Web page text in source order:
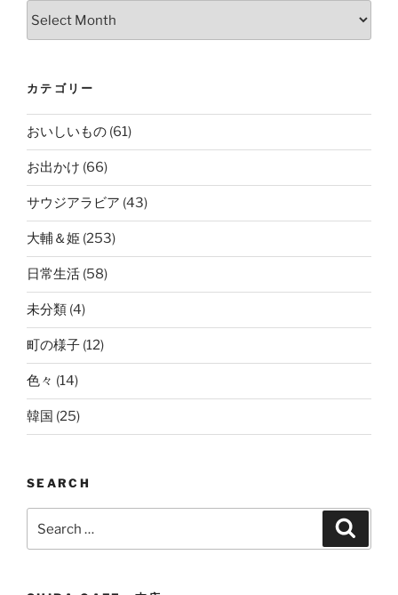
カテゴリー
おいしいもの (61)
お出かけ (66)
サウジアラビア (43)
大輔＆姫 (253)
日常生活 (58)
未分類 (4)
町の様子 (12)
色々 (14)
韓国 (25)
SEARCH